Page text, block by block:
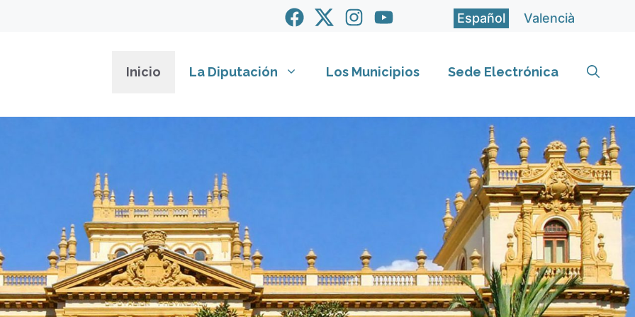
Español Valencià
Inicio La Diputación Los Municipios Sede Electrónica